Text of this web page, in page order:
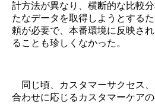
計方法が異なり、横断的な比較
たなデータを取得しようとする
頼が必要で、本番環境に反映さ
ることも珍しくなかった。
同じ頃、カスタマーサクセス
合わせに応じるカスタマーケア